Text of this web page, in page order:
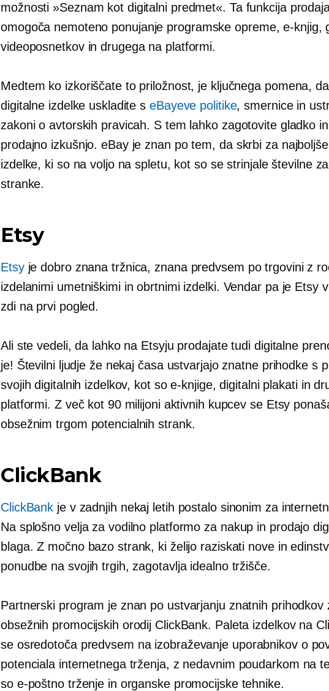
možnosti »Seznam kot digitalni predmet«. Ta funkcija
omogoča nemoteno ponujanje programske opreme, e-knjig,
videoposnetkov in drugega na platformi.
Medtem ko izkoriščate to priložnost, je ključnega pomena,
digitalne izdelke uskladite s eBayeve politike, smernice in
zakoni o avtorskih pravicah. S tem lahko zagotovite gladko
prodajno izkušnjo. eBay je znan po tem, da skrbi za
izdelke, ki so na voljo na spletu, kot so se strinjale številne
stranke.
Etsy
Etsyjedobro znana tržnica, znana predvsem po trgovini z
izdelanimi umetniškimi in obrtnimi izdelki. Vendar pa je Etsy
zdi na prvi pogled.
Ali ste vedeli, da lahko na Etsyju prodajate tudi digitalne
je! Številni ljudje že nekaj časa ustvarjajo znatne prihodke s
svojih digitalnih izdelkov, kot so e-knjige, digitalni plakati in
platformi. Z več kot 90 milijoni aktivnih kupcev se Etsy
obsežnim trgom potencialnih strank.
ClickBank
ClickBank je v zadnjih nekaj letih postalo sinonim za
Na splošno velja za vodilno platformo za nakup in prodajo
blaga. Z močno bazo strank, ki želijo raziskati nove in
ponudbe na svojih trgih, zagotavlja idealno tržišče.
Partnerski program je znan po ustvarjanju znatnih prihodkov
obsežnih promocijskih orodij ClickBank. Paleta izdelkov na
se osredotoča predvsem na izobraževanje uporabnikov o
potenciala internetnega trženja, z nedavnim poudarkom na
so e-poštno trženje in organske promocijske tehnike.